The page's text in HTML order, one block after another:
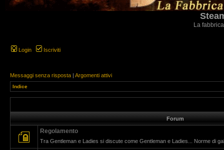
La
Login Iscriviti
Messaggi senza risposta | Argomenti attivi
Indice
Forum
Regolamento
Tra Gentleman e Ladies si discute come Gentleman e Ladies... Norme di